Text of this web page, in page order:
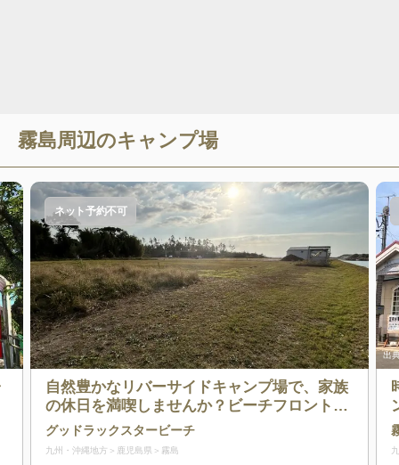
霧島周辺のキャンプ場
ネット予約不可
自然豊かなリバーサイドキャンプ場で、家族
の休日を満喫しませんか？ビーチフロントで
は、海の青さとサンセットの赤さが美しく調
和します。心も体もリフレッシュできるキャ
グッドラックスタービーチ
九州・沖縄地方 鹿児島県 霧島
出